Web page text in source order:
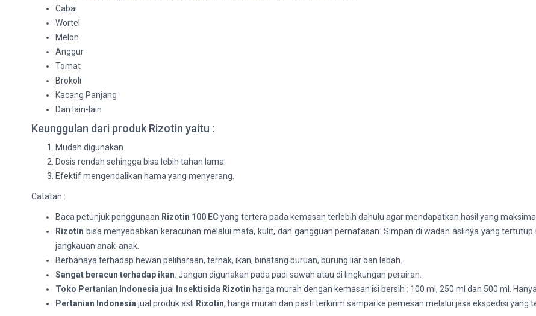
Cabai
Wortel
Melon
Anggur
Tomat
Brokoli
Kacang Panjang
Dan lain-lain
Keunggulan dari produk Rizotin yaitu :
Mudah digunakan.
Dosis rendah sehingga bisa lebih tahan lama.
Efektif mengendalikan hama yang menyerang.
Catatan :
Baca petunjuk penggunaan Rizotin 100 EC yang tertera pada kemasan terlebih dahulu agar mendapatkan hasil yang maksimal.
Rizotin bisa menyebabkan keracunan melalui mata, kulit, dan gangguan pernafasan. Simpan di wadah aslinya yang
jangkauan anak-anak.
Berbahaya terhadap hewan peliharaan, ternak, ikan, binatang buruan, burung liar dan lebah.
Sangat beracun terhadap ikan . Jangan digunakan pada padi sawah atau di lingkungan perairan.
Toko Pertanian Indonesia jual Insektisida Rizotin harga murah dengan kemasan isi bersih : 100 ml, 250 ml dan 500 ml.
Pertanian Indonesia jual produk asli Rizotin, harga murah dan pasti terkirim sampai ke pemesan melalui jasa ekspedisi yang